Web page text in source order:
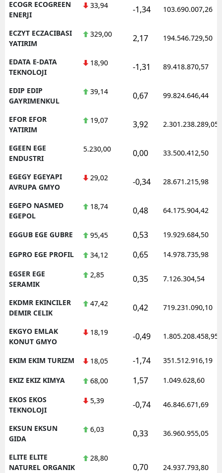
ECOGR ECOGREEN
ENERJI
33,94 -1,34 103.690.007,26
ECZYT ECZACIBASI
YATIRIM
329,00 2,17 194.546.729,50
EDATA E-DATA
TEKNOLOJI
18,90 -1,31 89.418.870,57
EDIP EDIP
GAYRIMENKUL
39,14 0,67 99.824.646,44
EFOR EFOR
YATIRIM
19,07 3,92 2.301.238.289,05
EGEEN EGE
ENDUSTRI
5.230,00 0,00 33.500.412,50
EGEGY EGEYAPI
AVRUPA GMYO
29,02 -0,34 28.671.215,98
EGEPO NASMED
EGEPOL
18,74 0,48 64.175.904,42
EGGUB EGE GUBRE 95,45 0,53 19.929.684,50
EGPRO EGE PROFIL 34,12 0,65 14.978.735,98
EGSER EGE
SERAMIK
2,85 0,35 7.126.304,54
EKDMR EKINCILER
DEMIR CELIK
47,42 0,42 719.231.090,10
EKGYO EMLAK
KONUT GMYO
18,19 -0,49 1.805.208.458,95
EKIM EKIM TURIZM 18,05 -1,74 351.512.916,19
EKIZ EKIZ KIMYA 68,00 1,57 1.049.628,60
EKOS EKOS
TEKNOLOJI
5,39 -0,74 46.846.671,69
EKSUN EKSUN
GIDA
6,03 0,33 36.960.955,05
ELITE ELITE
NATUREL ORGANIK
28,80
0,70 24.937.793,80